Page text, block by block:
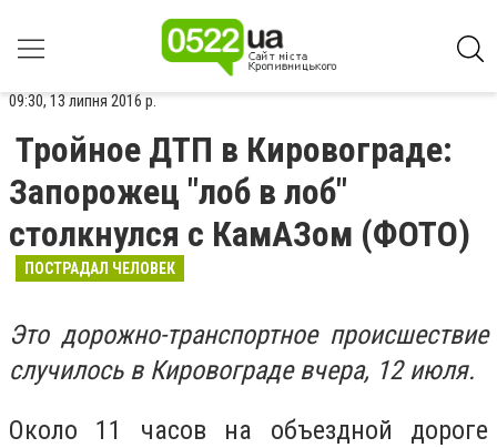
09:30, 13 липня 2016 р.
Тройное ДТП в Кировограде:
Запорожец "лоб в лоб"
столкнулся с КамАЗом (ФОТО)
ПОСТРАДАЛ ЧЕЛОВЕК
Это дорожно-транспортное происшествие
случилось в Кировограде вчера, 12 июля.
Около 11 часов на объездной дороге